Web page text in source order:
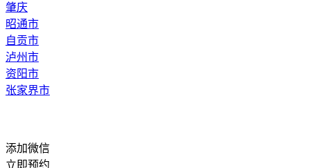
肇庆
昭通市
自贡市
泸州市
资阳市
张家界市
添加微信
立即预约